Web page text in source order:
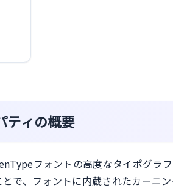
ィの概要
フォントの高度なタイポグラ
で、フォントに内蔵されたカーニ